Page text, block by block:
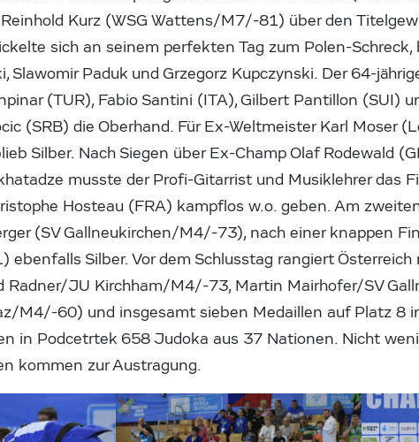
Kurz (WSG Wattens/M7/-81) über den
sich an seinem perfekten Tag zum Polen-
Slawomir Paduk und Grzegorz Kupczynski. Der 64-
(TUR), Fabio Santini (ITA), Gilbert Pantillon (SUI)
(SRB) die Oberhand. Für Ex-Weltmeister Karl Moser
Silber. Nach Siegen über Ex-Champ Olaf Rodewald
musste der Profi-Gitarrist und Musiklehrer das
Hosteau (FRA) kampflos w.o. geben. Am
(SV Gallneukirchen/M4/-73), nach einer knappen
ebenfalls Silber. Vor dem Schlusstag rangiert Österreich
Radner/JU Kirchham/M4/-73, Martin Mairhofer/SV
M4/-60) und insgesamt sieben Medaillen auf Platz 8
in Podcetrtek 658 Judoka aus 37 Nationen. Nicht
kommen zur Austragung.